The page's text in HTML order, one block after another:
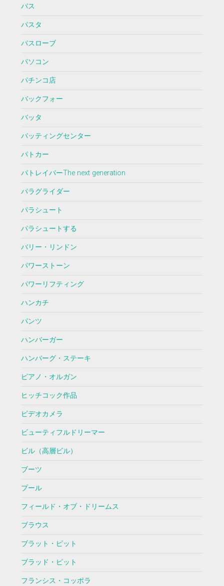
バス
パスタ
バスローブ
パソコン
パチンコ店
バックフォー
バッタ
バッティングセンター
パトカー
パトレイバーThe next generation
パラグライダー
パラシュート
パラシュートする
バリー・リンドン
パワーストーン
パワーリフティング
ハンカチ
パンツ
ハンバーガー
ハンバーグ・ステーキ
ピアノ・オルガン
ヒッチコック作品
ビデオカメラ
ビューティフルドリーマー
ビル（高層ビル）
ブーツ
プール
フィールド・オブ・ドリームス
ブラウス
ブラット・ピット
ブラッド・ピット
フランシス・コッポラ